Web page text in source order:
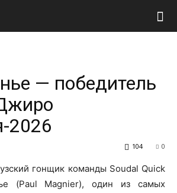
— победитель
2026
0
104
гонщик команды Soudal Quick
(Paul Magnier), один из самых